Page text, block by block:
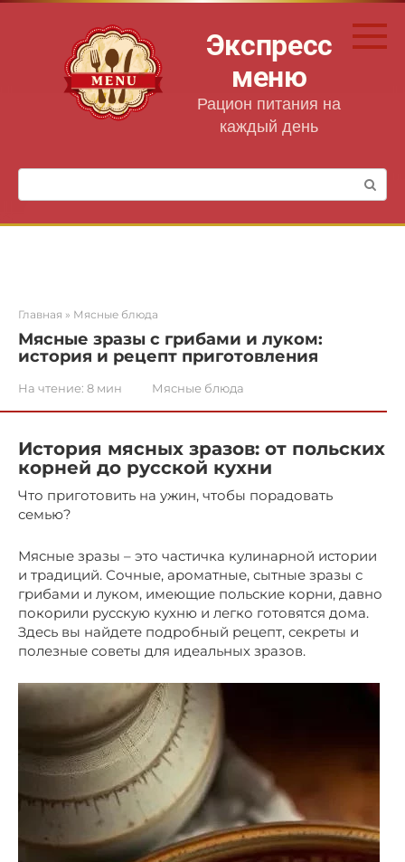
Перейти
Экспресс
меню
Рацион питания на
каждый день
Поиск:
Главная » Мясные блюда
Мясные зразы с грибами и луком:
история и рецепт приготовления
На чтение: 8 мин Мясные блюда
История мясных зразов: от польских
корней до русской кухни
Что приготовить на ужин, чтобы порадовать
семью?
Мясные зразы – это частичка кулинарной истории
и традиций. Сочные, ароматные, сытные зразы с
грибами и луком, имеющие польские корни, давно
покорили русскую кухню и легко готовятся дома.
Здесь вы найдете подробный рецепт, секреты и
полезные советы для идеальных зразов.